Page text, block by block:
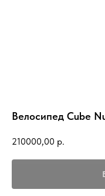
Велосипед Cube
210000,00 р.